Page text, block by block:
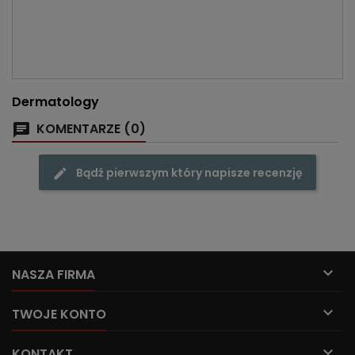
Dermatology
KOMENTARZE (0)
Bądź pierwszym który napisze recenzję
NASZA FIRMA 
TWOJE KONTO 